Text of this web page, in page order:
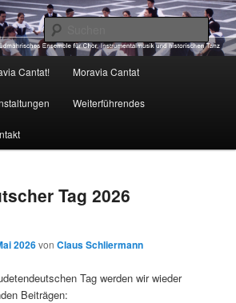
Cantat! Moravia Cantat
Weiterführendes
Tag 2026
2026vonClaus Schliermann
Tag werden wir wieder
Beiträgen: